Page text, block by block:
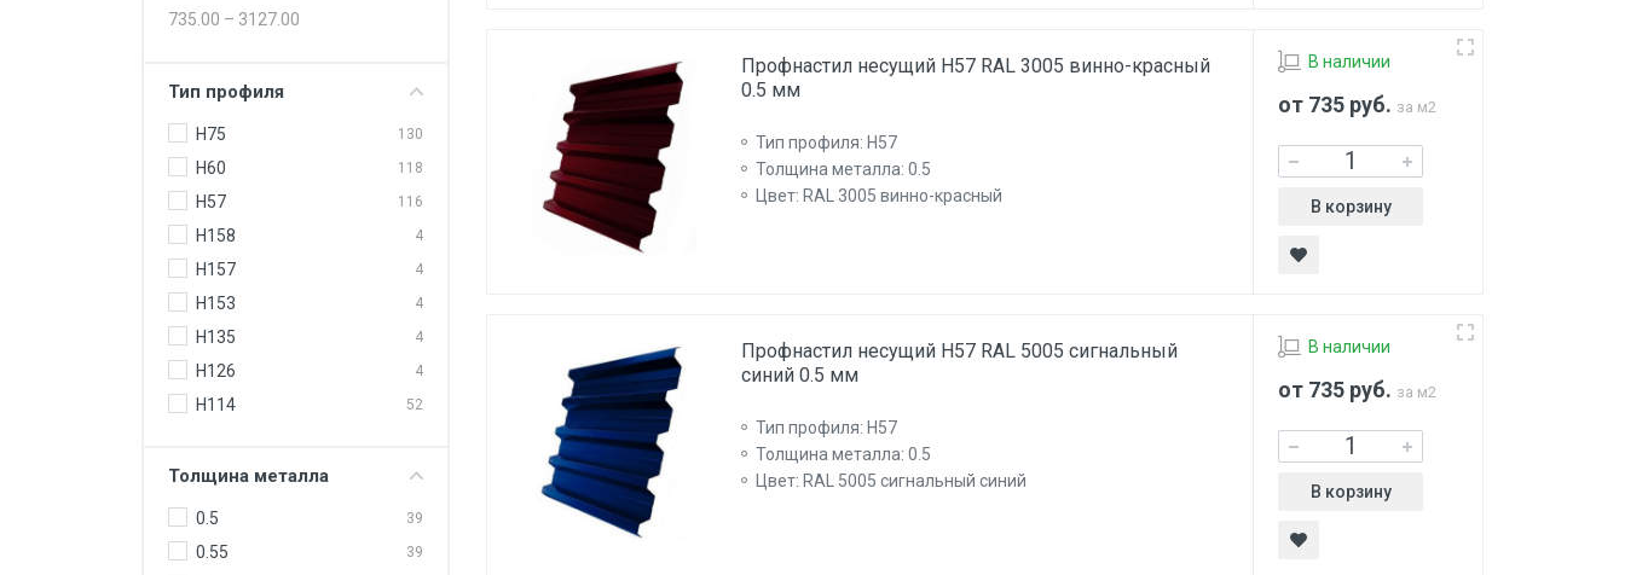
735.00 – 3127.00
Тип профиля
Н75 130
Н60 118
Н57 116
Н158 4
Н157 4
Н153 4
Н135 4
Н126 4
Н114 52
Толщина металла
0.5 39
0.55 39
Профнастил несущий Н57 RAL 3005 винно-красный
0.5 мм
Тип профиля: Н57
Толщина металла: 0.5
Цвет: RAL 3005 винно-красный
В наличии
от 735 руб. за м2
В корзину
Профнастил несущий Н57 RAL 5005 сигнальный
синий 0.5 мм
Тип профиля: Н57
Толщина металла: 0.5
Цвет: RAL 5005 сигнальный синий
В наличии
от 735 руб. за м2
В корзину